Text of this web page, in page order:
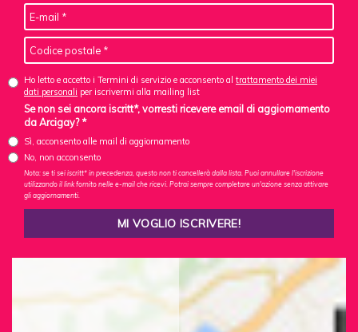
Ho letto e accetto i Termini di servizio e acconsento al trattamento dei miei
dati personali per iscrivermi alla mailing list
Se non sei ancora iscritt*, vorresti ricevere email di aggiornamento
da Arcigay? *
Sì, acconsento alle mail di aggiornamento
No, non acconsento
Nota: se ti sei iscritt* in precedenza, questo non ti cancellerà dalla lista. Puoi annullare l'iscrizione
utilizzando il link fornito nelle e-mail che ricevi. Potrai sempre completare un'azione senza attivare
gli aggiornamenti.